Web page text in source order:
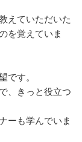
えていただいた
を覚えていま
です。
、きっと役立つ
ーも学んでいま